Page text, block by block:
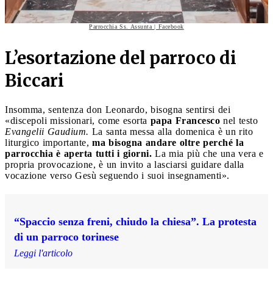
Parrocchia Ss. Assunta | Facebook
L’esortazione del parroco di
Biccari
Insomma, sentenza don Leonardo, bisogna sentirsi dei
«discepoli missionari, come esorta papa Francesco nel testo
Evangelii Gaudium. La santa messa alla domenica è un rito
liturgico importante, ma bisogna andare oltre perché la
parrocchia è aperta tutti i giorni. La mia più che una vera e
propria provocazione, è un invito a lasciarsi guidare dalla
vocazione verso Gesù seguendo i suoi insegnamenti».
“Spaccio senza freni, chiudo la chiesa”. La protesta
di un parroco torinese
Leggi l'articolo